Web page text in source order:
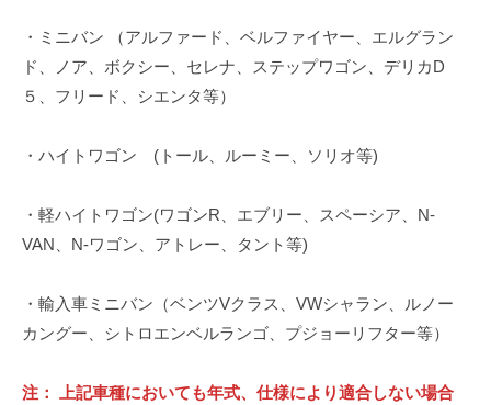
・ミニバン （アルファード、ベルファイヤー、エルグラン
ド、ノア、ボクシー、セレナ、ステップワゴン、デリカD
５、フリード、シエンタ等）
・ハイトワゴン (トール、ルーミー、ソリオ等)
・軽ハイトワゴン(ワゴンR、エブリー、スペーシア、N-
VAN、N-ワゴン、アトレー、タント等)
・輸入車ミニバン（ベンツVクラス、VWシャラン、ルノー
カングー、シトロエンベルランゴ、プジョーリフター等）
注： 上記車種においても年式、仕様により適合しない場合